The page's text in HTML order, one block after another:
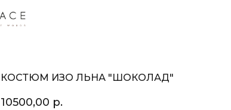
КОСТЮМ ИЗО ЛЬНА "ШОКОЛАД"
10500,00 р.